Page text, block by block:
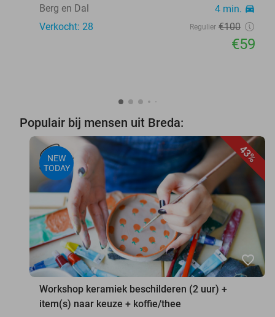
Berg en Dal 4 min. directions_car
Verkocht: 28 Regulier €100
€59
Populair bij mensen uit Breda:
43%
NEW
TODAY
favorite_border
Workshop keramiek beschilderen (2 uur) +
item(s) naar keuze + koffie/thee